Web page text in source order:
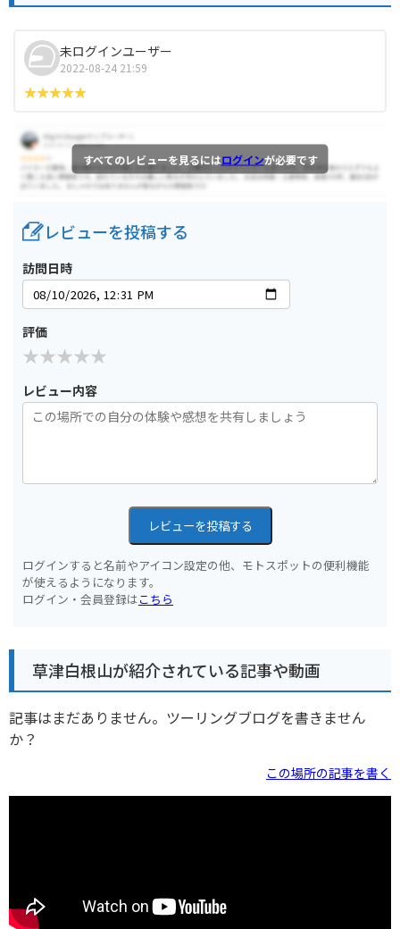
未ログインユーザー
2022-08-24 21:59
すべてのレビューを見るにはログインが必要です
レビューを投稿する
訪問日時
評価
レビュー内容
レビューを投稿する
ログインすると名前やアイコン設定の他、モトスポットの便利機能
が使えるようになります。
ログイン・会員登録はこちら
草津白根山が紹介されている記事や動画
記事はまだありません。ツーリングブログを書きません
か？
この場所の記事を書く